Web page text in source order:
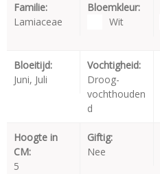
Familie:
Lamiaceae
Bloemkleur:
Wit
Bloeitijd:
Juni, Juli
Vochtigheid:
Droog-
vochthouden
d
Hoogte in
CM:
5
Giftig:
Nee